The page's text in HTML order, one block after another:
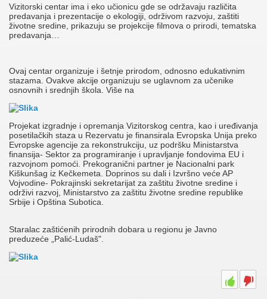
Vizitorski centar ima i eko učionicu gde se održavaju različita
predavanja i prezentacije o ekologiji, održivom razvoju, zaštiti
životne sredine, prikazuju se projekcije filmova o prirodi, tematska
predavanja…
Ovaj centar organizuje i šetnje prirodom, odnosno edukativnim
stazama. Ovakve akcije organizuju se uglavnom za učenike
osnovnih i srednjih škola. Više na
Projekat izgradnje i opremanja Vizitorskog centra, kao i uređivanja
posetilačkih staza u Rezervatu je finansirala Evropska Unija preko
Evropske agencije za rekonstrukciju, uz podršku Ministarstva
finansija- Sektor za programiranje i upravljanje fondovima EU i
razvojnom pomoći. Prekogranični partner je Nacionalni park
Kiškunšag iz Kečkemeta. Doprinos su dali i Izvršno veće AP
Vojvodine- Pokrajinski sekretarijat za zaštitu životne sredine i
održivi razvoj, Ministarstvo za zaštitu životne sredine republike
Srbije i Opština Subotica.
Staralac zaštićenih prirodnih dobara u regionu je Javno
preduzeće „Palić-Ludaš".